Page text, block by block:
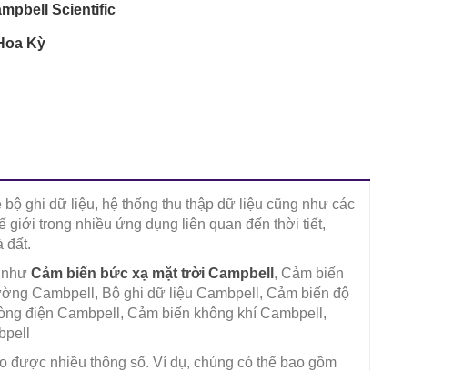
Scientific
Kỳ
ghi dữ liệu, hệ thống thu thập dữ liệu cũng như các
giới trong nhiều ứng dụng liên quan đến thời tiết,
đất.
như Cảm biến bức xạ mặt trời Campbell , Cảm biến
Cambpell, Bộ ghi dữ liệu Cambpell, Cảm biến độ
điện Cambpell, Cảm biến không khí Cambpell,
được nhiều thông số. Ví dụ, chúng có thể bao gồm